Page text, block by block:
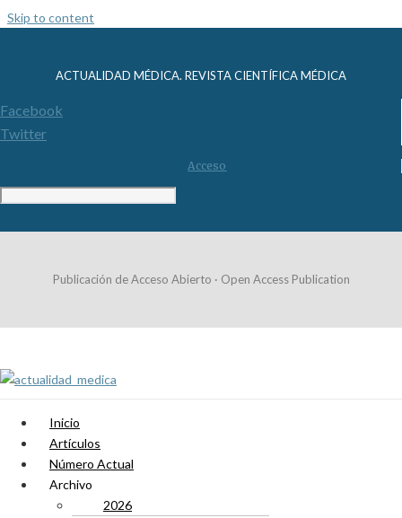
Skip to content
ACTUALIDAD MÉDICA. REVISTA CIENTÍFICA MÉDICA
Facebook
Twitter
Acceso
Publicación de Acceso Abierto · Open Access Publication
Inicio
Artículos
Número Actual
Archivo
2026